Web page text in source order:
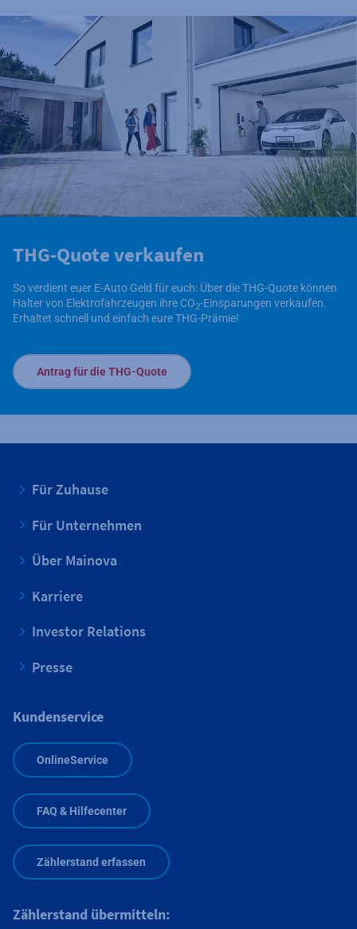
THG-Quote verkaufen
So verdient euer E-Auto Geld für euch: Über die THG-Quote können
Halter von Elektrofahrzeugen ihre CO2-Einsparungen verkaufen.
Erhaltet schnell und einfach eure THG-Prämie!
Antrag für die THG-Quote
Für Zuhause
Für Unternehmen
Über Mainova
Karriere
Investor Relations
Presse
Kundenservice
OnlineService
FAQ & Hilfecenter
Zählerstand erfassen
Zählerstand übermitteln: